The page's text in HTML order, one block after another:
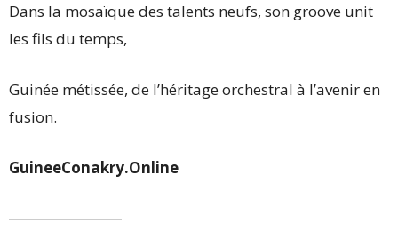
Dans la mosaïque des talents neufs, son groove unit
les fils du temps,
Guinée métissée, de l’héritage orchestral à l’avenir en
fusion.
GuineeConakry.Online